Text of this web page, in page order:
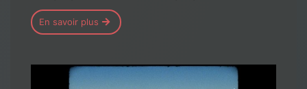
En savoir plus